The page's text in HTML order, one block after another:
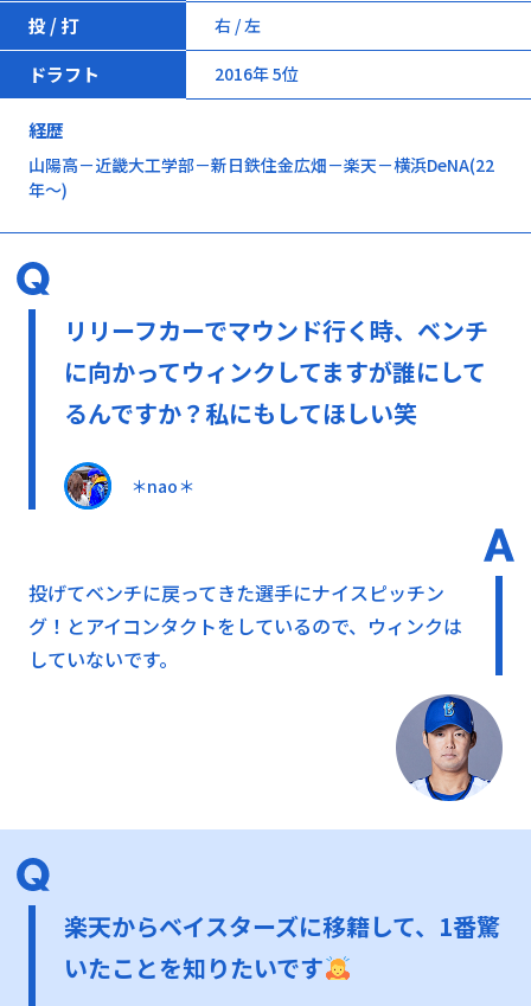
投 / 打 右 / 左
ドラフト 2016年 5位
経歴
山陽高－近畿大工学部－新日鉄住金広畑－楽天－横浜DeNA(22
年～)
リリーフカーでマウンド行く時、ベンチ
に向かってウィンクしてますが誰にして
るんですか？私にもしてほしい笑
＊nao＊
投げてベンチに戻ってきた選手にナイスピッチン
グ！とアイコンタクトをしているので、ウィンクは
していないです。
楽天からベイスターズに移籍して、1番驚
いたことを知りたいです